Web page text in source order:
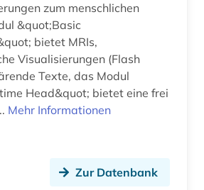
pflegewissenschaft (5)
(17)
(4)
zum menschlichen
&quot;Basic
bietet MRIs,
Visualisierungen (Flash
Texte, das Modul
Head&quot; bietet eine frei
Mehr Informationen
Zur Datenbank